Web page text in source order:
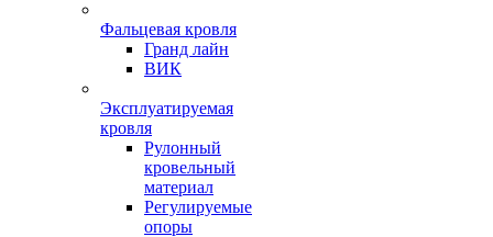
Фальцевая кровля
Гранд лайн
ВИК
Эксплуатируемая
кровля
Рулонный
кровельный
материал
Регулируемые
опоры